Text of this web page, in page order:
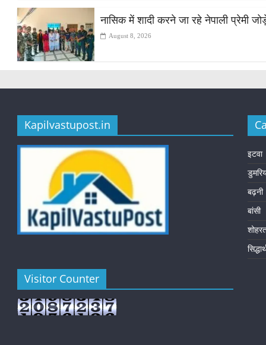
नासिक में शादी करने जा रहे नेपाली प्रेमी
August 8, 2026
Kapilvastupost.in
Visitor Counter
इटवा
बढ़नी
बांसी